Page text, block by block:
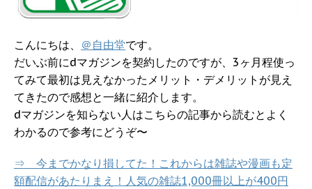
こんにちは、 ＠自由堂です。
だいぶ前にdマガジンを契約したのですが、3ヶ月程使っ
てみて最初は見えなかったメリット・デメリットが見え
てきたので感想と一緒に紹介します。
dマガジンを知らない人はこちらの記事から読むとよく
わかるので参考にどうぞ〜
⇒ 今までかなり損してた！これからは雑誌や漫画も定
額配信があたりまえ！人気の雑誌1,000冊以上が400円